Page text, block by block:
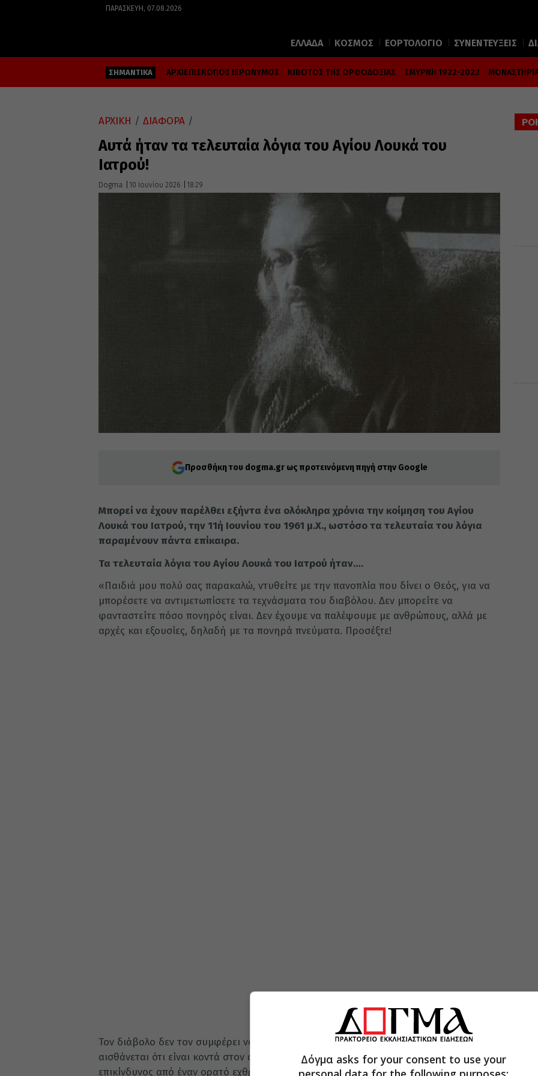
ΠΑΡΑΣΚΕΥΉ, 07.08.2026
ΕΛΛΑΔΑ ΚΟΣΜΟΣ ΕΟΡΤΟΛΟΓΙΟ ΣΥΝΕΝΤΕΥΞΕΙΣ
ΣΗΜΑΝΤΙΚΑ ΑΡΧΙΕΠΙΣΚΟΠΟΣ ΙΕΡΩΝΥΜΟΣ ΚΙΒΩΤΟΣ ΤΗΣ ΟΡΘΟΔΟΞΙΑΣ ΣΜΥΡΝΗ 1922-2022
ΑΡΧΙΚΗ / ΔΙΑΦΟΡΑ /
Αυτά ήταν τα τελευταία λόγια του Αγίου Λουκά του
Ιατρού!
Dogma 10 Ιουνίου 2026 18:29
Προσθήκη του dogma.gr ως προτεινόμενη πηγή στην Google
Μπορεί να έχουν παρέλθει εξήντα ένα ολόκληρα χρόνια την κοίμηση του Αγίου
Λουκά του Ιατρού, την 11ή Ιουνίου του 1961 μ.Χ., ωστόσο τα τελευταία του λόγια
παραμένουν πάντα επίκαιρα.
Τα τελευταία λόγια του Αγίου Λουκά του Ιατρού ήταν….
«Παιδιά μου πολύ σας παρακαλώ, ντυθείτε με την πανοπλία που δίνει ο Θεός, για να
μπορέσετε να αντιμετωπίσετε τα τεχνάσματα του διαβόλου. Δεν μπορείτε να
φανταστείτε πόσο πονηρός είναι. Δεν έχουμε να παλέψουμε με ανθρώπους, αλλά με
αρχές και εξουσίες, δηλαδή με τα πονηρά πνεύματα. Προσέξτε!
Τον διάβολο δεν τον συμφέρει να δεχθεί κανείς την ύπαρξή του, να σκέφτεται και να
αισθάνεται ότι είναι κοντά στον άνθρωπο. Ένας κρυφός και άγνωστος εχθρός είναι πιο
επικίνδυνος από έναν ορατό εχθρό. Ω πόσο μεγάλος και τρομερός είναι ο στρατός των
Δόγμα asks for your consent to use your